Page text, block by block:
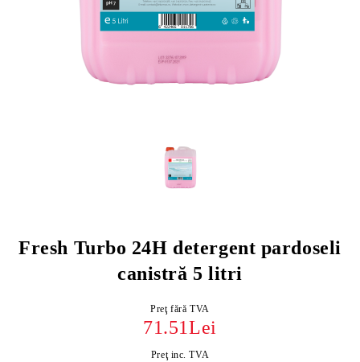
Fresh Turbo 24H detergent pardoseli
canistră 5 litri
Preţ fără TVA
71.51Lei
Preţ inc. TVA